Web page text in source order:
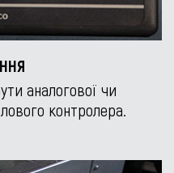
аналогової чи
контролера.